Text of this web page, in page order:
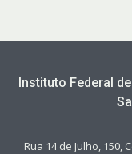
Instituto Federal
Rua 14 de Julho, 150,